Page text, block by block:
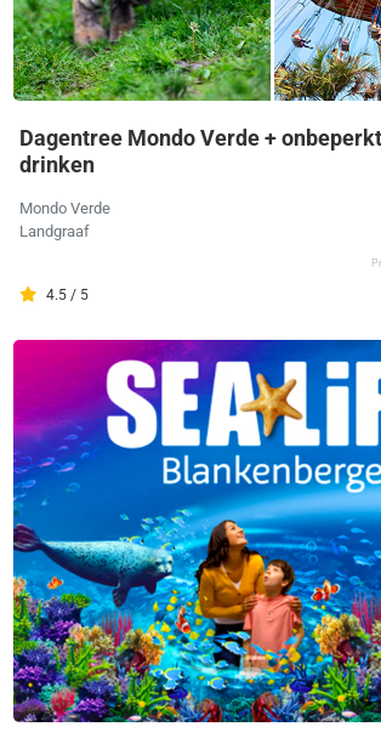
Dagentree Mondo Verde +
drinken
Mondo Verde
Landgraaf
4.5 / 5